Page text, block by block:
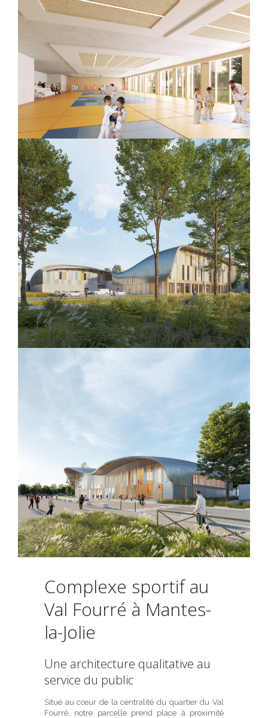
Complexe sportif au
Val Fourré à Mantes-
la-Jolie
Une architecture qualitative au
service du public
Situé au cœur de la centralité du quartier du Val
Fourré, notre parcelle prend place à proximité